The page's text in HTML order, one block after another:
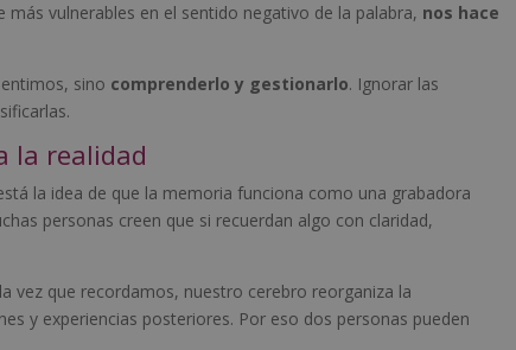
vulnerables en el sentido negativo de la palabra, nos hace
sino comprenderlo y gestionarlo. Ignorar las
la realidad
la idea de que la memoria funciona como una grabadora
personas creen que si recuerdan algo con claridad,
vez que recordamos, nuestro cerebro reorganiza la
y experiencias posteriores. Por eso dos personas pueden